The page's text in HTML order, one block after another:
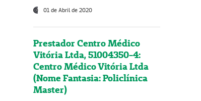
01 de Abril de 2020
Prestador Centro Médico
Vitória Ltda, 51004350-4:
Centro Médico Vitória Ltda
(Nome Fantasia: Policlínica
Master)